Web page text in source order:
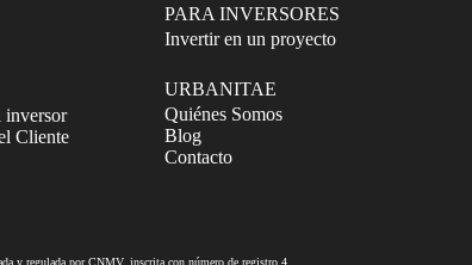
inversor
Cliente
PARA INVERSORES
Invertir en un proyecto
URBANITAE
Quiénes Somos
Blog
Contacto
y regulada por CNMV, inscrita con número de registro 4.